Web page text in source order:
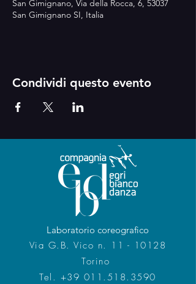
San Gimignano, Via della Rocca, 6, 53037
San Gimignano SI, Italia
Condividi questo evento
Laboratorio coreografico
Via G.B. Vico n. 11 - 10128
Torino
Tel. +39 011.518.3590